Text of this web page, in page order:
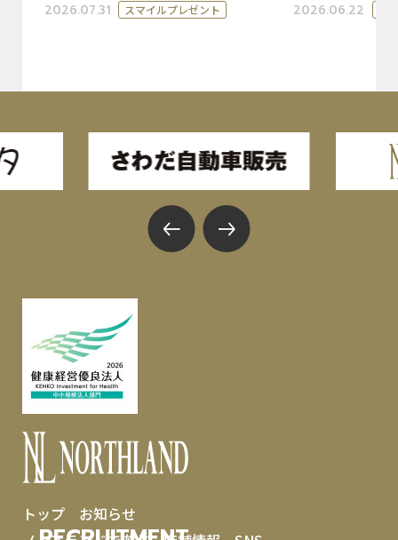
2026.07.31 スマイルプレゼント 2026.06.22
トップ
お知らせ